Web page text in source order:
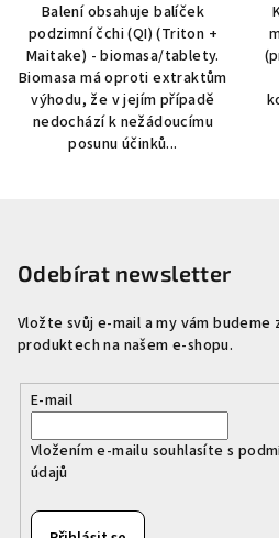
Balení obsahuje balíček
podzimní čchi (QI) (Triton +
Maitake) - biomasa/tablety.
Biomasa má oproti extraktům
výhodu, že v jejím případě
nedochází k nežádoucímu
posunu účinků...
Odebírat newsletter
Vložte svůj e-mail a my vám
produktech na našem e-shopu.
E-mail
Vložením e-mailu souhlasíte s
údajů